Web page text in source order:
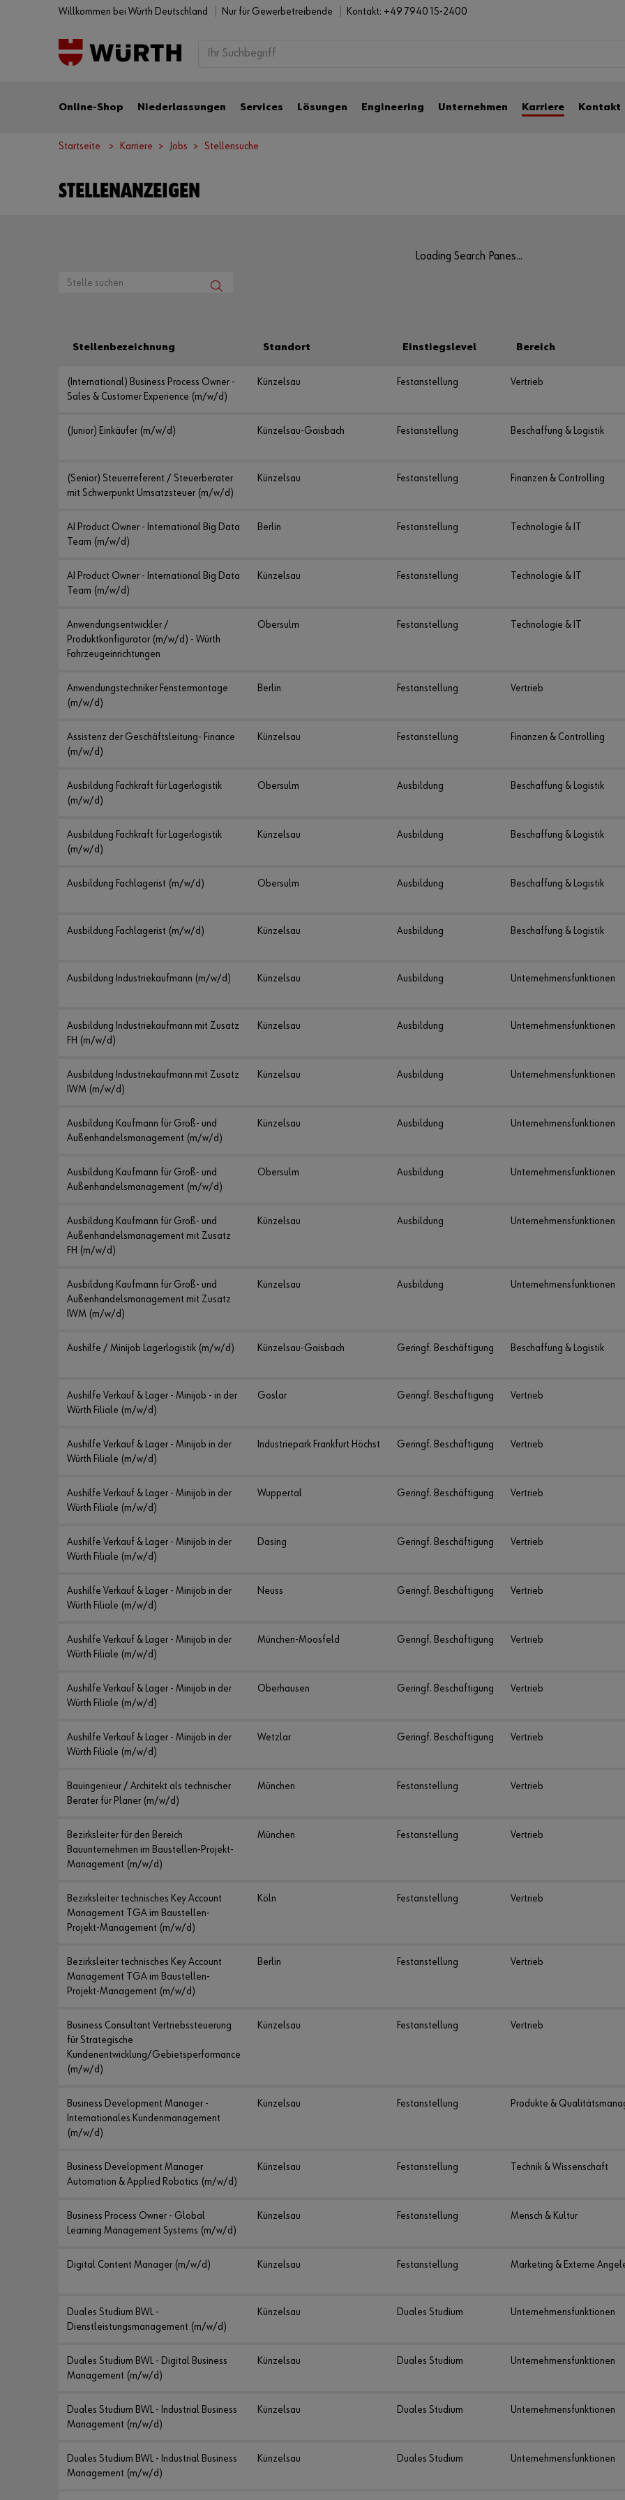
Willkommen bei Würth Deutschland Nur für Gewerbetreibende Kontakt: +49 7940 15-2400
Online-Shop Niederlassungen Services Lösungen Engineering Unternehmen Karriere Kontakt
Startseite Karriere Jobs Stellensuche
STELLENANZEIGEN
Loading Search Panes...
(International) Business Process Owner -
Sales & Customer Experience (m/w/d)
Künzelsau Festanstellung Vertrieb
(Junior) Einkäufer (m/w/d) Künzelsau-Gaisbach Festanstellung Beschaffung & Logistik
(Senior) Steuerreferent / Steuerberater
mit Schwerpunkt Umsatzsteuer (m/w/d)
Künzelsau Festanstellung Finanzen & Controlling
AI Product Owner - International Big Data
Team (m/w/d)
Berlin Festanstellung Technologie & IT
AI Product Owner - International Big Data
Team (m/w/d)
Künzelsau Festanstellung Technologie & IT
Anwendungsentwickler /
Produktkonfigurator (m/w/d) - Würth
Fahrzeugeinrichtungen
Obersulm Festanstellung Technologie & IT
Anwendungstechniker Fenstermontage
(m/w/d)
Berlin Festanstellung Vertrieb
Assistenz der Geschäftsleitung- Finance
(m/w/d)
Künzelsau Festanstellung Finanzen & Controlling
Ausbildung Fachkraft für Lagerlogistik
(m/w/d)
Obersulm Ausbildung Beschaffung & Logistik
Ausbildung Fachkraft für Lagerlogistik
(m/w/d)
Künzelsau Ausbildung Beschaffung & Logistik
Ausbildung Fachlagerist (m/w/d) Obersulm Ausbildung Beschaffung & Logistik
Ausbildung Fachlagerist (m/w/d) Künzelsau Ausbildung Beschaffung & Logistik
Ausbildung Industriekaufmann (m/w/d) Künzelsau Ausbildung Unternehmensfunktionen
Ausbildung Industriekaufmann mit Zusatz
FH (m/w/d)
Künzelsau Ausbildung Unternehmensfunktionen
Ausbildung Industriekaufmann mit Zusatz
IWM (m/w/d)
Künzelsau Ausbildung Unternehmensfunktionen
Ausbildung Kaufmann für Groß- und
Außenhandelsmanagement (m/w/d)
Künzelsau Ausbildung Unternehmensfunktionen
Ausbildung Kaufmann für Groß- und
Außenhandelsmanagement (m/w/d)
Obersulm Ausbildung Unternehmensfunktionen
Ausbildung Kaufmann für Groß- und
Außenhandelsmanagement mit Zusatz
FH (m/w/d)
Künzelsau Ausbildung Unternehmensfunktionen
Ausbildung Kaufmann für Groß- und
Außenhandelsmanagement mit Zusatz
IWM (m/w/d)
Künzelsau Ausbildung Unternehmensfunktionen
Aushilfe / Minijob Lagerlogistik (m/w/d) Künzelsau-Gaisbach Geringf. Beschäftigung Beschaffung & Logistik
Aushilfe Verkauf & Lager - Minijob - in der
Würth Filiale (m/w/d)
Goslar Geringf. Beschäftigung Vertrieb
Aushilfe Verkauf & Lager - Minijob in der
Würth Filiale (m/w/d)
Industriepark Frankfurt Höchst Geringf. Beschäftigung Vertrieb
Aushilfe Verkauf & Lager - Minijob in der
Würth Filiale (m/w/d)
Wuppertal Geringf. Beschäftigung Vertrieb
Aushilfe Verkauf & Lager - Minijob in der
Würth Filiale (m/w/d)
Dasing Geringf. Beschäftigung Vertrieb
Aushilfe Verkauf & Lager - Minijob in der
Würth Filiale (m/w/d)
Neuss Geringf. Beschäftigung Vertrieb
Aushilfe Verkauf & Lager - Minijob in der
Würth Filiale (m/w/d)
München-Moosfeld Geringf. Beschäftigung Vertrieb
Aushilfe Verkauf & Lager - Minijob in der
Würth Filiale (m/w/d)
Oberhausen Geringf. Beschäftigung Vertrieb
Aushilfe Verkauf & Lager - Minijob in der
Würth Filiale (m/w/d)
Wetzlar Geringf. Beschäftigung Vertrieb
Bauingenieur / Architekt als technischer
Berater für Planer (m/w/d)
München Festanstellung Vertrieb
Bezirksleiter für den Bereich
Bauunternehmen im Baustellen-Projekt-
Management (m/w/d)
München Festanstellung Vertrieb
Bezirksleiter technisches Key Account
Management TGA im Baustellen-
Projekt-Management (m/w/d)
Köln Festanstellung Vertrieb
Bezirksleiter technisches Key Account
Management TGA im Baustellen-
Projekt-Management (m/w/d)
Berlin Festanstellung Vertrieb
Business Consultant Vertriebssteuerung
für Strategische
Kundenentwicklung/Gebietsperformance
(m/w/d)
Künzelsau Festanstellung Vertrieb
Business Development Manager -
Internationales Kundenmanagement
(m/w/d)
Künzelsau Festanstellung Produkte &
Business Development Manager
Automation & Applied Robotics (m/w/d)
Künzelsau Festanstellung Technik & Wissenschaft
Business Process Owner - Global
Learning Management Systems (m/w/d)
Künzelsau Festanstellung Mensch & Kultur
Digital Content Manager (m/w/d) Künzelsau Festanstellung Marketing & Externe
Duales Studium BWL -
Dienstleistungsmanagement (m/w/d)
Künzelsau Duales Studium Unternehmensfunktionen
Duales Studium BWL - Digital Business
Management (m/w/d)
Künzelsau Duales Studium Unternehmensfunktionen
Duales Studium BWL - Industrial Business
Management (m/w/d)
Künzelsau Duales Studium Unternehmensfunktionen
Duales Studium BWL - Industrial Business
Management (m/w/d)
Künzelsau Duales Studium Unternehmensfunktionen
Stellenbezeichnung Standort Einstiegslevel Bereich